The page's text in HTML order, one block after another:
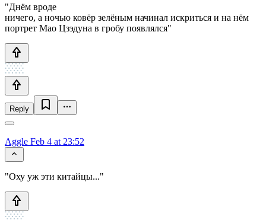
"Днём вроде
ничего, а ночью ковёр зелёным начинал искриться и на нём
портрет Мао Цзэдуна в гробу появлялся"
Reply
Aggle Feb 4 at 23:52
"Оху уж эти китайцы..."